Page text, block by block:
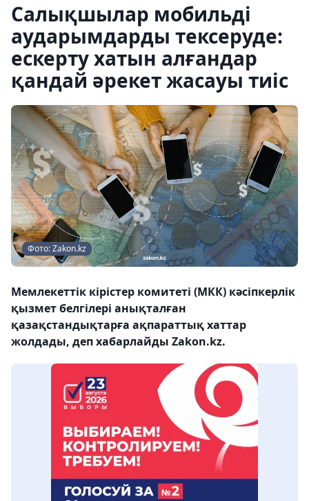
Салықшылар мобильді
аударымдарды тексеруде:
ескерту хатын алғандар
қандай әрекет жасауы тиіс
Фото: Zakon.kz
Мемлекеттік кірістер комитеті (МКК) кәсіпкерлік
қызмет белгілері анықталған
қазақстандықтарға ақпараттық хаттар
жолдады, деп хабарлайды Zakon.kz.